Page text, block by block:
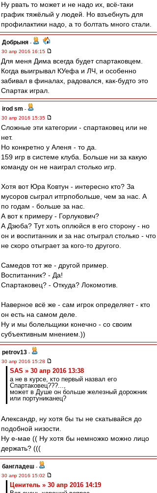
Ну рвать то может и не надо их, всё-таки
график тяжёлый у людей. Но взъебнуть для
профилактики надо, а то болтать много стали.
Добрыня -
30 апр 2016 16:15
Для меня Дима всегда будет спартаковцем.
Когда выигрывал КУефа и ЛЧ, и особенно
забивал в финалах, радовался, как-будто это
Спартак играл.
irod sm -
30 апр 2016 15:35
Сложные эти категории - спартаковец или не
нет.
Но конкретно у Аленя - то да.
159 игр в системе клуба. Больше ни за какую
команду он не наиграл столько игр.
Хотя вот Юра Ковтун - интересно кто? За
мусоров сыграл итгрпобольше, чем за нас. А
по годам - больше за нас.
А вот к примеру - Горлукович?
А Дзюба? Тут хоть оплюйся в его сторону - но
он и воспитанник и за нас отыграл столько - что
не скоро отыграет за кого-то другого.
Самедов тот же - другой пример.
Воспитанник? - Да!
Спартаковец? - Откуда? Локомотив.
Наверное всё же - сам игрок определяет - кто
он есть на самом деле.
Ну и мы болельщики конечно - со своим
субъективным мнением.))
petrov13 -
30 апр 2016 15:28
SAS » 30 апр 2016 13:38
а не в курсе, кто первый назвал его
Спартаковец???...,
может в Душе он больше железный дорожник
или портуниканец?
Александр, ну хотя бы ты не скатывайся до
подобной низости.
Ну е-мае (( Ну хотя бы немножко можно лицо
держать? (((
бангладеш -
30 апр 2016 15:02
Ценитель » 30 апр 2016 14:19